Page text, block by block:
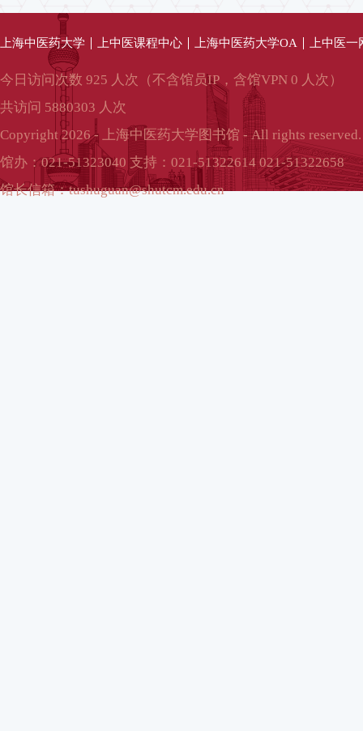
上海中医药大学 上中医课程中心 上海中医药大学OA 上中医
今日访问次数 925 人次（不含馆员IP，含馆VPN 0 人次）
共访问 5880303 人次
Copyright 2026 - 上海中医药大学图书馆 - All rights reserved.
馆办：021-51323040 支持：021-51322614 021-51322658
馆长信箱：tushuguan@shutcm.edu.cn